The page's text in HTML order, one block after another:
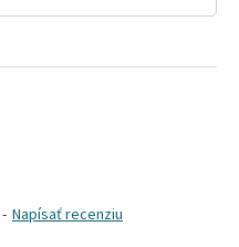
- Napísať recenziu